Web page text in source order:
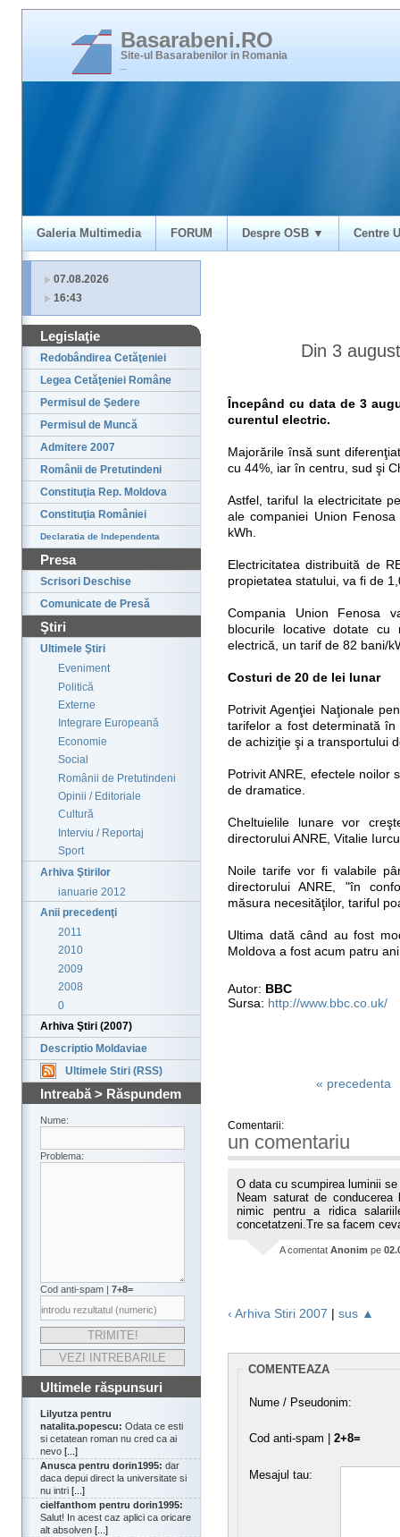
Basarabeni.RO
Site-ul Basarabenilor in Romania
Galeria Multimedia FORUM Despre OSB ▼ Centre
07.08.2026
16:43
Legislaţie
Redobândirea Cetăţeniei
Legea Cetăţeniei Române
Permisul de Şedere
Permisul de Muncă
Admitere 2007
Românii de Pretutindeni
Constituţia Rep. Moldova
Constituţia României
Declaratia de Independenta
Presa
Scrisori Deschise
Comunicate de Presă
Ştiri
Ultimele Ştiri
Eveniment
Politică
Externe
Integrare Europeană
Economie
Social
Românii de Pretutindeni
Opinii / Editoriale
Cultură
Interviu / Reportaj
Sport
Arhiva Ştirilor
ianuarie 2012
Anii precedenţi
2011
2010
2009
2008
0
Arhiva Ştiri (2007)
Descriptio Moldaviae
Ultimele Stiri (RSS)
Intreabă > Răspundem
Nume:
Problema:
Cod anti-spam | 7+8=
Ultimele răspunsuri
Lilyutza pentru
natalita.popescu: Odata ce esti
si cetatean roman nu cred ca ai
nevo [...]
Anusca pentru dorin1995: dar
daca depui direct la universitate si
nu intri [...]
cielfanthom pentru dorin1995:
Salut! In acest caz aplici ca oricare
alt absolven [...]
Din 3
Începând cu data de 3
curentul electric.
Majorările însă sunt
cu 44%, iar în centru, sud şi
Astfel, tariful la electricitate
ale companiei Union
kWh.
Electricitatea distribuită de
propietatea statului, va fi de
Compania Union Fenosa
blocurile locative dotate
electrică, un tarif de 82 bani/
Costuri de 20 de lei lunar
Potrivit Agenţiei Naţionale
tarifelor a fost determinată
de achiziţie şi a transportului
Potrivit ANRE, efectele noilor
de dramatice.
Cheltuielile lunare vor
directorului ANRE, Vitalie
Noile tarife vor fi valabile
directorului ANRE, "în
măsura necesităţilor, tariful
Ultima dată când au fost
Moldova a fost acum patru
Autor: BBC
Sursa: http://www.bbc.co.uk/
« precedenta
Comentarii:
un comentariu
O data cu scumpirea luminii
Neam saturat de
nimic pentru a ridica
concetatzeni.Tre sa facem
A comentat Anonim pe
‹ Arhiva Stiri 2007 | sus ▲
COMENTEAZA
Nume / Pseudonim:
Cod anti-spam | 2+8=
Mesajul tau: